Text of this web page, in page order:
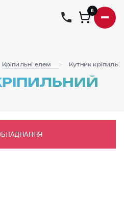
0
Кріпильні елементи Кутник кріпильний